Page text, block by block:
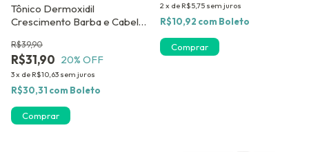
Tônico Dermoxidil
Crescimento Barba e Cabelo
Preenche Falhas 50 ml Minox
R$31,90
R$39,90
20% OFF
3x de R$10,63 sem juros
R$30,31 com Boleto
2 x de R$5,75 sem juros
R$10,92 com Boleto